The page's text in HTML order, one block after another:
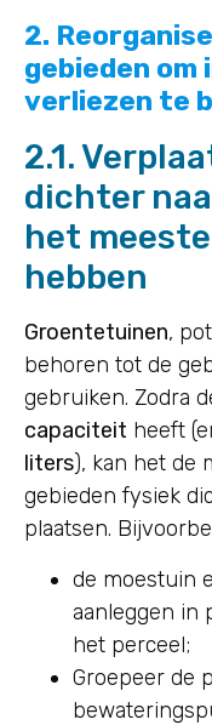
2.
gebieden om
verliezen te
2.1.
dichter
het
hebben
Groentetuinen,
behoren tot de
gebruiken. Zodra
capaciteit heeft
liters), kan het de
gebieden fysiek
plaatsen.
de moestuin
aanleggen in
het perceel;
Groepeer de